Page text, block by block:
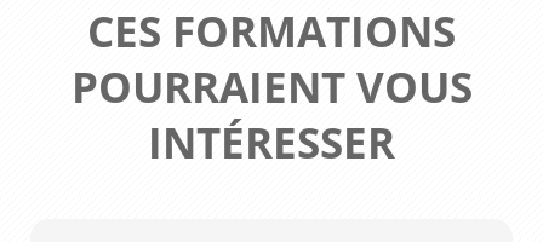
CES FORMATIONS
POURRAIENT VOUS
INTÉRESSER